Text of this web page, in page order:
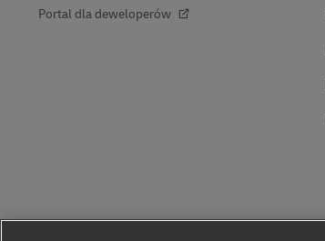
Portal dla deweloperów